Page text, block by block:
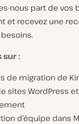
nous part de
et recevez une
sur :
de migration de
sites WordPress
d’équipe dans